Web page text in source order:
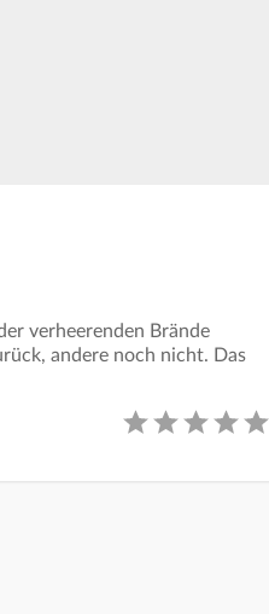
verheerenden Brände
andere noch nicht. Das